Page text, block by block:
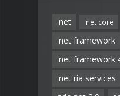
.net .net core
.net framework
.net framework
.net ria services